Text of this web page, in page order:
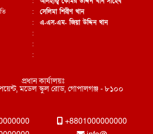
:
:
:
:
:
সেলিমা শিরীণ খান
এ.এস.এম. জিয়া উদ্দিন খান
প্রধান কার্যালয়ঃ
মডেল স্কুল রোড, গোপালগঞ্জ - ৮১০০
+8801000000000